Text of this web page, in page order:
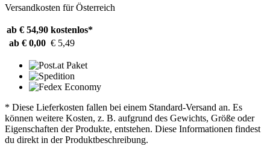
Versandkosten für Österreich
ab € 54,90 kostenlos*
ab € 0,00 € 5,49
* Diese Lieferkosten fallen bei einem Standard-Versand an. Es
können weitere Kosten, z. B. aufgrund des Gewichts, Größe oder
Eigenschaften der Produkte, entstehen. Diese Informationen findest
du direkt in der Produktbeschreibung.